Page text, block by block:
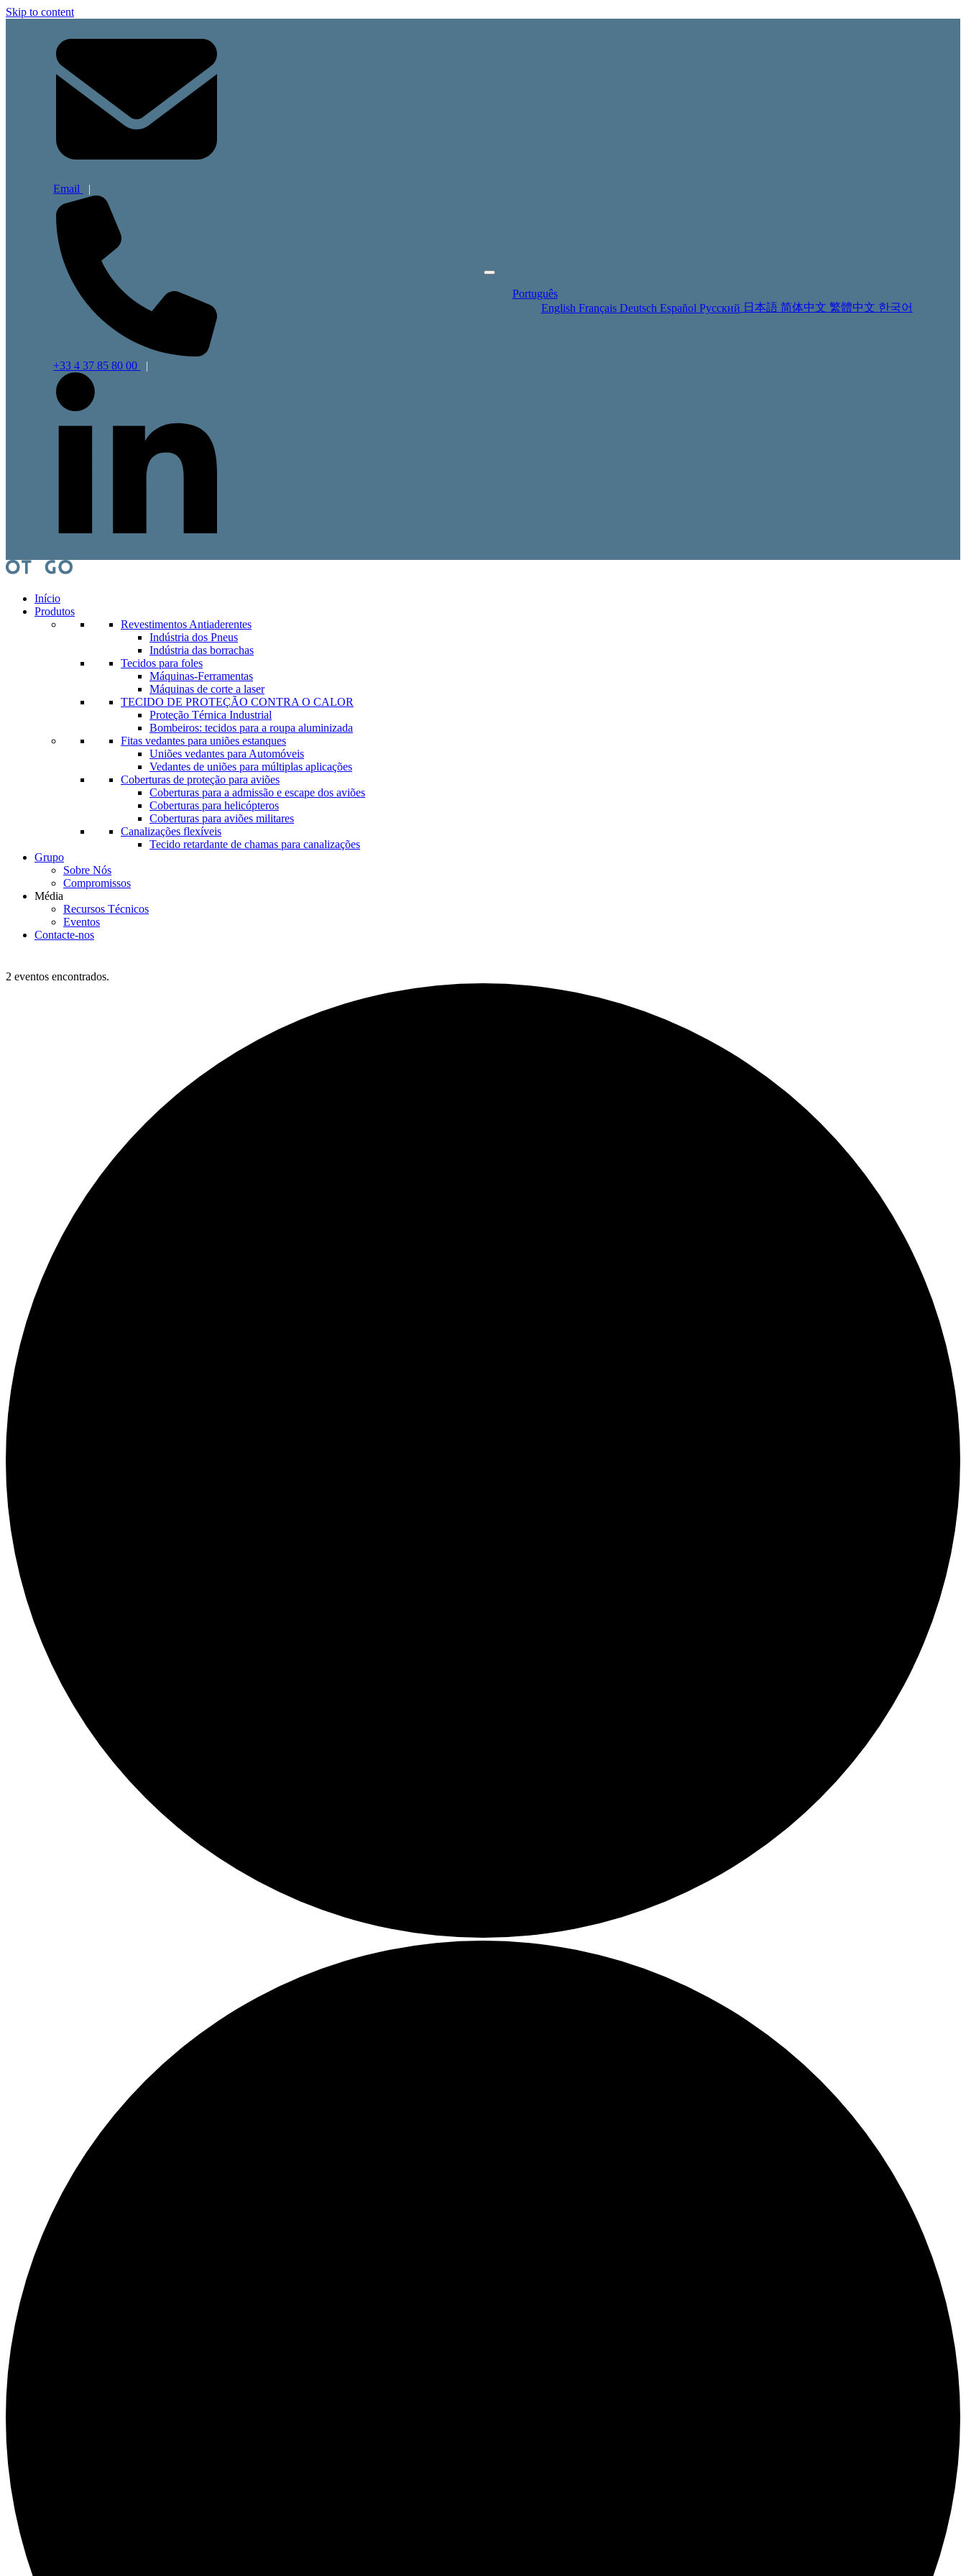
Skip to content
Email |
+33 4 37 85 80 00 |
Português
English Français Deutsch Español Русский 日本語 简体中文 繁體中文 한국어
Início
Produtos
Revestimentos Antiaderentes
Indústria dos Pneus
Indústria das borrachas
Tecidos para foles
Máquinas-Ferramentas
Máquinas de corte a laser
TECIDO DE PROTEÇÃO CONTRA O CALOR
Proteção Térnica Industrial
Bombeiros: tecidos para a roupa aluminizada
Fitas vedantes para uniões estanques
Uniões vedantes para Automóveis
Vedantes de uniões para múltiplas aplicações
Coberturas de proteção para aviões
Coberturas para a admissão e escape dos aviões
Coberturas para helicópteros
Coberturas para aviões militares
Canalizações flexíveis
Tecido retardante de chamas para canalizações
Grupo
Sobre Nós
Compromissos
Média
Recursos Técnicos
Eventos
Contacte-nos
2 eventos encontrados.